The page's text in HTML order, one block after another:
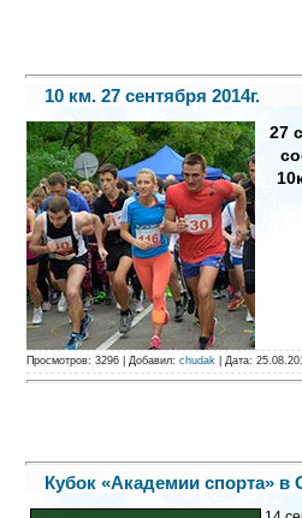
10 км. 27 сентября 2014г.
27
Просмотров: 3296 Добавил: chudak Дата:
Кубок «Академии спорта» в